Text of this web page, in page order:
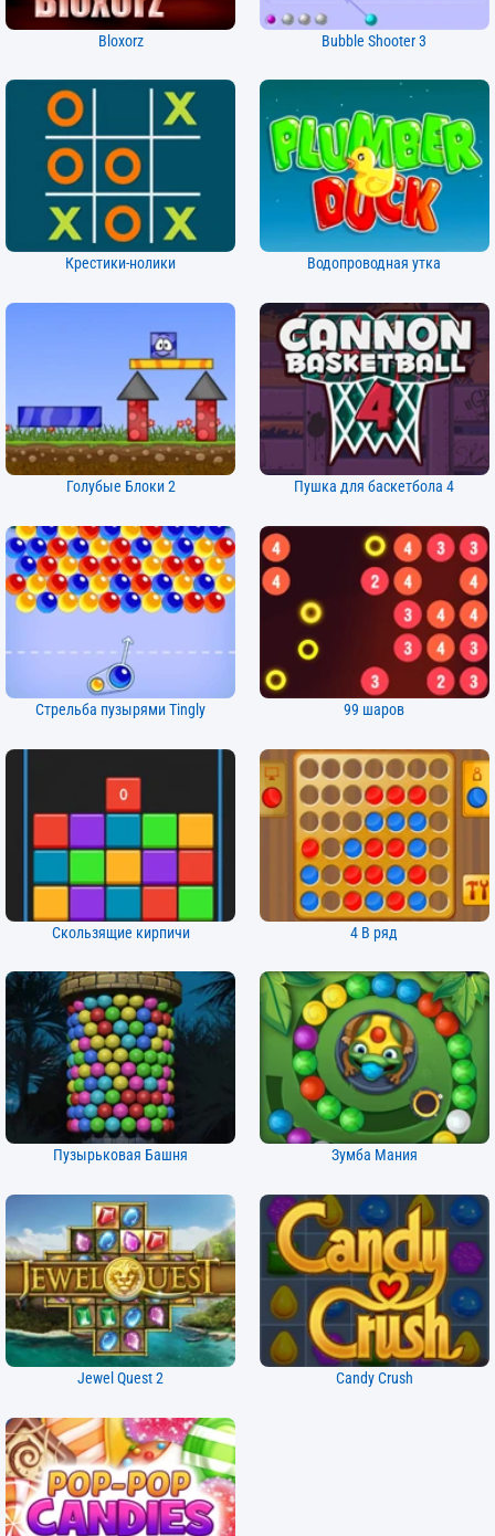
Bloxorz Bubble Shooter 3
Крестики-нолики Водопроводная утка
Голубые Блоки 2 Пушка для баскетбола 4
Стрельба пузырями Tingly 99 шаров
Скользящие кирпичи 4 В ряд
Пузырьковая Башня Зумба Мания
Jewel Quest 2 Candy Crush